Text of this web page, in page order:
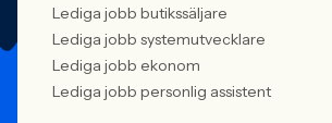
Lediga jobb butikssäljare
Lediga jobb systemutvecklare
Lediga jobb ekonom
Lediga jobb personlig assistent